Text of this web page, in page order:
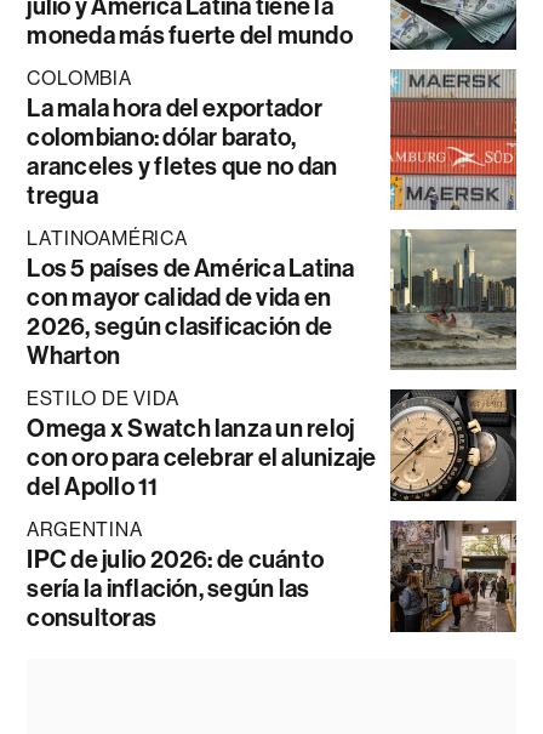
moneda más fuerte del mundo
COLOMBIA
La mala hora del exportador
colombiano: dólar barato,
aranceles y fletes que no dan
tregua
LATINOAMÉRICA
Los 5 países de América Latina
con mayor calidad de vida en
2026, según clasificación de
Wharton
ESTILO DE VIDA
Omega x Swatch lanza un reloj
con oro para celebrar el alunizaje
del Apollo 11
ARGENTINA
IPC de julio 2026: de cuánto
sería la inflación, según las
consultoras